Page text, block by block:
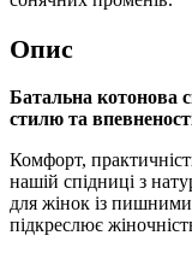
Опис
Батальна котонова
стилю та
Комфорт,
нашій спідниці з
для жінок із
підкреслює